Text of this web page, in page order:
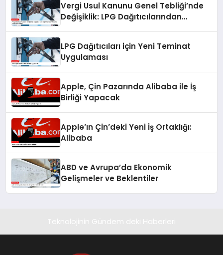
Vergi Usul Kanunu Genel Tebliği’nde
Değişiklik: LPG Dağıtıcılarından
LPG Dağıtıcıları için Yeni Teminat
Uygulaması
Apple, Çin Pazarında Alibaba ile İş
Birliği Yapacak
Apple’ın Çin’deki Yeni İş Ortaklığı:
Alibaba
ABD ve Avrupa’da Ekonomik
Gelişmeler ve Beklentiler